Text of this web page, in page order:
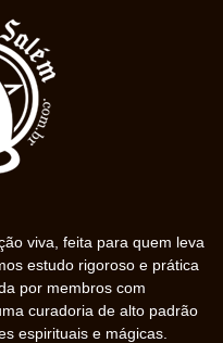
viva, feita para quem leva
estudo rigoroso e prática
por membros com
curadoria de alto padrão
espirituais e mágicas.